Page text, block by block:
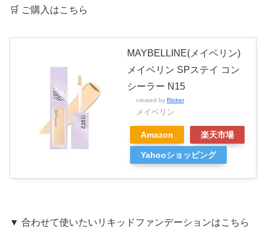
🛒 ご購入はこちら
MAYBELLINE(メイベリン)
メイベリン SPステイ コン
シーラー N15
created by Rinker
メイベリン
Amazon 楽天市場
Yahooショッピング
▼ 合わせて使いたいリキッドファンデーションはこちら